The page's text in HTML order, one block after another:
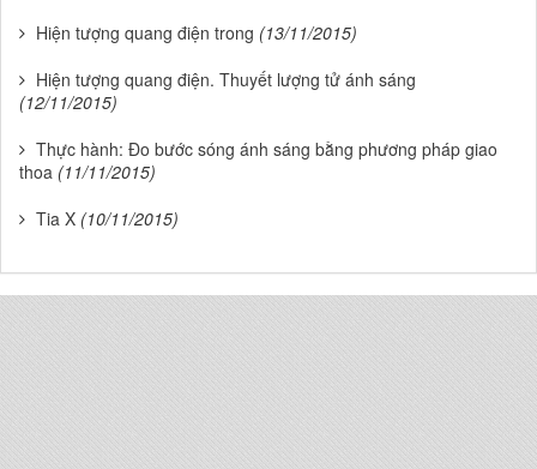
Hiện tượng quang điện trong (13/11/2015)
Hiện tượng quang điện. Thuyết lượng tử ánh sáng
(12/11/2015)
Thực hành: Đo bước sóng ánh sáng bằng phương pháp giao
thoa (11/11/2015)
Tia X (10/11/2015)